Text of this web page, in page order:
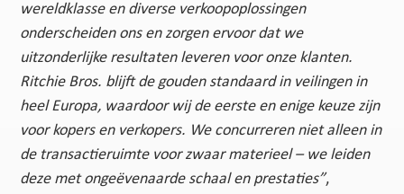
wereldklasse en diverse verkoopoplossingen
onderscheiden ons en zorgen ervoor dat we
uitzonderlijke resultaten leveren voor onze klanten.
Ritchie Bros. blijft de gouden standaard in veilingen in
heel Europa, waardoor wij de eerste en enige keuze zijn
voor kopers en verkopers. We concurreren niet alleen in
de transactieruimte voor zwaar materieel – we leiden
deze met ongeëvenaarde schaal en prestaties”,